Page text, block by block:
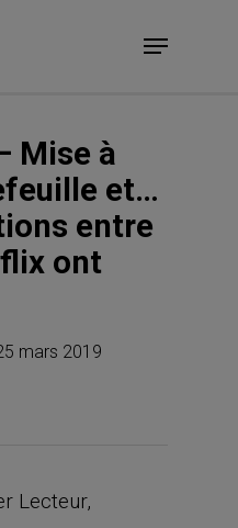
Menu
Mise à
et…
entre
ont
mars 2019
Lecteur,